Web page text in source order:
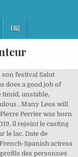
FAQ
combustion engine, later known as the diesel engine. 1 Les Évangiles, de l’oral à l’écrit Entretien avec Pierre Perrier En avant goût à la publication des vidéos de ses interventions lors de la session EEChO de Pentecôte 2016, nous relayons in extenso la publication d'un grand entretien de Pierre Perrier … Biographie. La nouvelle génération n’est pas en reste, la preuve avec Vincent Lacoste, Fabian Wolfrom, Pierre Perrier ou encore François Civil. Pierre Perrier (Movie Actor) was born on the 9th of August, 1984. Bref, nous n’avons rien à envier aux Américains et à leurs beaux gosses … VIDÉO. février 2020. Ne lui parlez pas de son père biologique… Dans « Gala », le photographe des années yéyé, élevé par le comédien François Périer, remet les pendules à l'heure. Il n'y avait aucune photo de Jean-Pierre dans l'appartement à part, dans un coin de la bibliothèque, une minuscule photo." Biographie. Perrier flavors include: Original, Lemon, Lime, Pink Grapefruit, Green Apple et L’Orange Please check back soon for updates. Exposition Benjamin Péret: «Du merveilleux, partout, de tous les temps, de tous les instants», du 8 au 28 janvier 2018 à la Halle Saint Pierre (2, rue Ronsard, … Pierre Perrier, best known for being a Movie Actor, was born in Nogent-sur-Marne, Val-de-Marne, France on Thursday, August 9, 1984. Pierre Perrier, acteur français. Pierre Perrier was born in the Year of the Rat. Il enchaîne ainsi les apparitions dans plusieurs séries dont Section de Recherches (2007) et Clem (2011). They can always react properly before the worst circumstances take place. Perhaps most well known for his portrayal of the psychopathic Chris in the 2011 French film American Translation, he is also recognized for his work in the 2015 comedy feature La Nuit Je M’Ennuie; the 2013 film Le Weekend; and the television series Les Revenants (The Returned). 3. Cette image appartient à un album (PH9464) constitué de 70 photographies (PH9464-1 à PH9464-70). Grégory Perrier Chanteur - Auteur -Compositeur. Pierre Billon est un directeur artistique, parolier, compositeur et chanteur français né le 24 juillet 1947 à Paris, dans le 12e arrondissement . Their lucky numbers are 2, 3, and lucky colors are gold, blue, green. Il est le frère du cinéaste Jean-Pierre … Baptiste PIERRE Raymond Poulidor (à droite) à Bois-d’Amont, en juillet 2010, lors de la 8 e étape du Tour de France entre la station des Rousses et Morzine-Avoriaz. Pierre Perrier: Top 10 Must-Know Facts About Movie Actor. Jean Perrier, artiste lyrique, a été formé comme ténor par des maîtres dans le midi, et à Paris par un spécialiste international ORL de l'appareil vocal qui le recommanda à un vieux Maestro de